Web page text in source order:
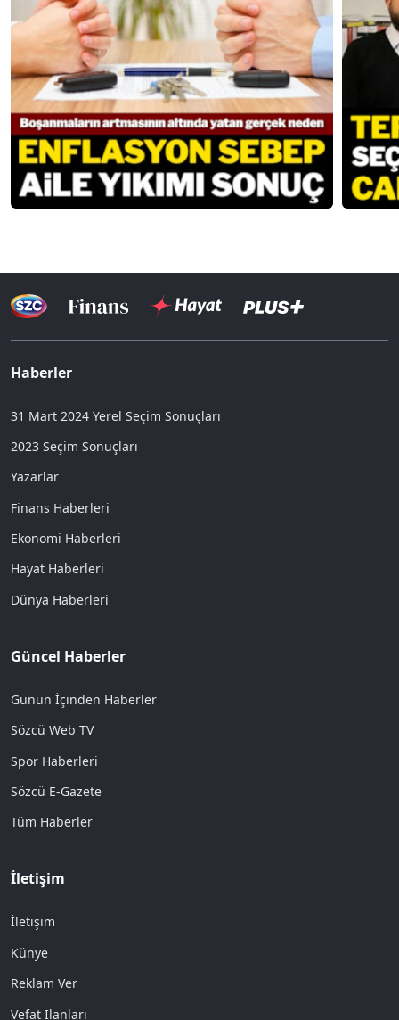
Haberler
31 Mart 2024 Yerel Seçim Sonuçları
2023 Seçim Sonuçları
Yazarlar
Finans Haberleri
Ekonomi Haberleri
Hayat Haberleri
Dünya Haberleri
Güncel Haberler
Günün İçinden Haberler
Sözcü Web TV
Spor Haberleri
Sözcü E-Gazete
Tüm Haberler
İletişim
İletişim
Künye
Reklam Ver
Vefat İlanları